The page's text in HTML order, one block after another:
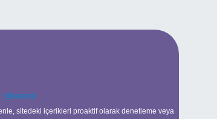
@karabul
sitedeki içerikleri proaktif olarak denetleme veya